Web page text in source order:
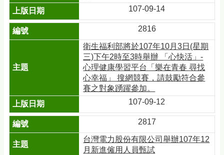
107-09-14
2816
衛生福利部將於107年10月3日(星期
三)下午2時至3時舉辦 「心快活」-
心理健康學習平台「樂在青春 尋找
心幸福」 搜網競賽，請鼓勵符合參
賽之對象踴躍參加。
107-09-12
2817
台灣電力股份有限公司舉辦107年12
月新進僱用人員甄試